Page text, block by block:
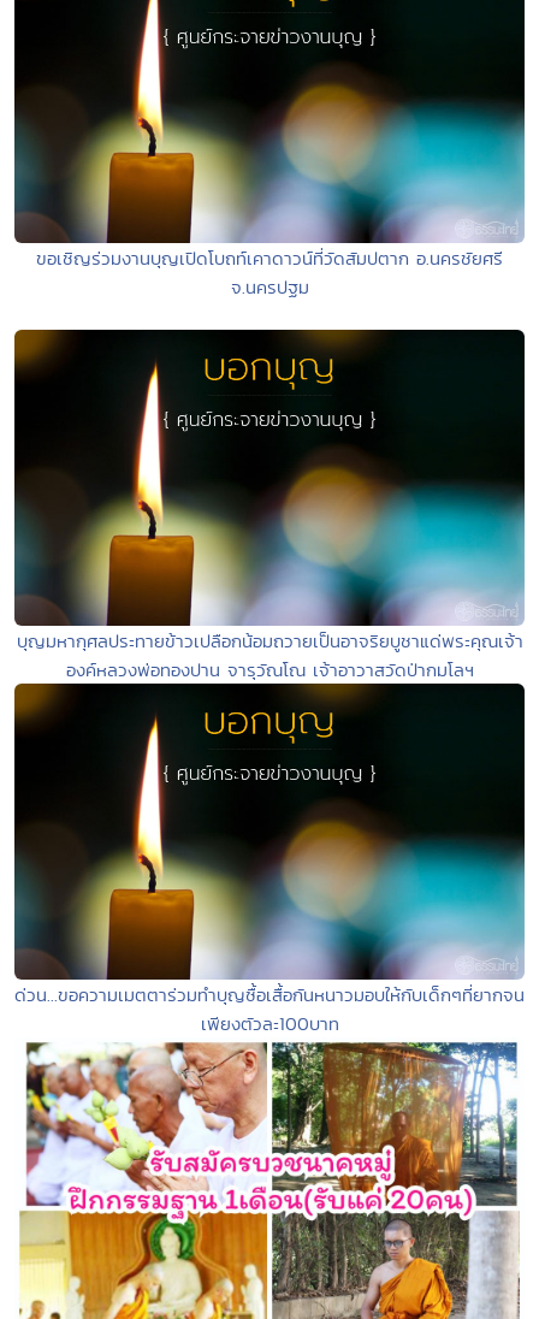
ขอเชิญร่วมงานบุญเปิดโบถท์เคาดาวน์ที่วัดสัมปตาก อ.นครชัยศรี
จ.นครปฐม
บุญมหากุศลประทายข้าวเปลือกน้อมถวายเป็นอาจริยบูชาแด่พระคุณเจ้า
องค์หลวงพ่อทองปาน จารุวัณโณ เจ้าอาวาสวัดป่ากมโลฯ
ด่วน...ขอความเมตตาร่วมทำบุญซื้อเสื้อกันหนาวมอบให้กับเด็กๆที่ยากจน
เพียงตัวละ100บาท